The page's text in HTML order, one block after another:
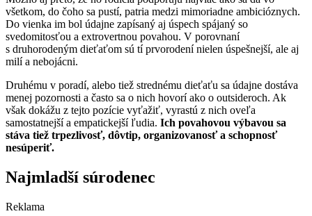
všetkom, do čoho sa pustí, patria medzi mimoriadne ambicióznych.
Do vienka im bol údajne zapísaný aj úspech spájaný so
svedomitosťou a extrovertnou povahou. V porovnaní
s druhorodeným dieťaťom sú tí prvorodení nielen úspešnejší, ale aj
milí a nebojácni.
Druhému v poradí, alebo tiež strednému dieťaťu sa údajne dostáva
menej pozornosti a často sa o nich hovorí ako o outsideroch. Ak
však dokážu z tejto pozície vyťažiť, vyrastú z nich oveľa
samostatnejší a empatickejší ľudia. Ich povahovou výbavou sa
stáva tiež trpezlivosť, dôvtip, organizovanosť a schopnosť
nesúperiť.
Najmladší súrodenec
Reklama